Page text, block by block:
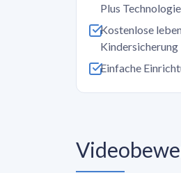
Plus Technologie
Kostenlose
Kindersicherung
Einfache